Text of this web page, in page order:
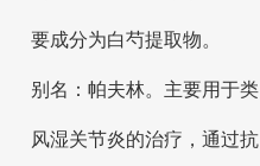
要成分为白芍提取物。
别名：帕夫林。主要用于类
风湿关节炎的治疗，通过抗